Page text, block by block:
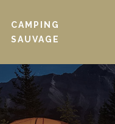
CAMPING
SAUVAGE